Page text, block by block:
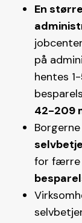
En
på
hentes
42-209
for færre